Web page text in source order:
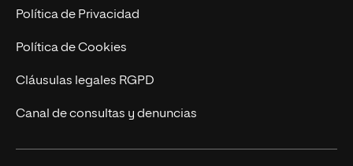
Postgrados
Cursos Universitarios
Trabaja en UNIR
Actualidad
UNIR Revista
Eventos
Política de Privacidad
Política de Cookies
Cláusulas legales RGPD
Canal de consultas y denuncias